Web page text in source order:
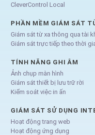
CleverControl Local
PHẦN MỀM GIÁM SÁT
Giám sát từ xa thông qua tài
Giám sát trực tiếp theo thời
TÍNH NĂNG GHI ÂM
Ảnh chụp màn hình
Giám sát thiết bị lưu trữ rời
Kiểm soát việc in ấn
GIÁM SÁT SỬ DỤNG
Hoạt động trang web
Hoạt động ứng dụng